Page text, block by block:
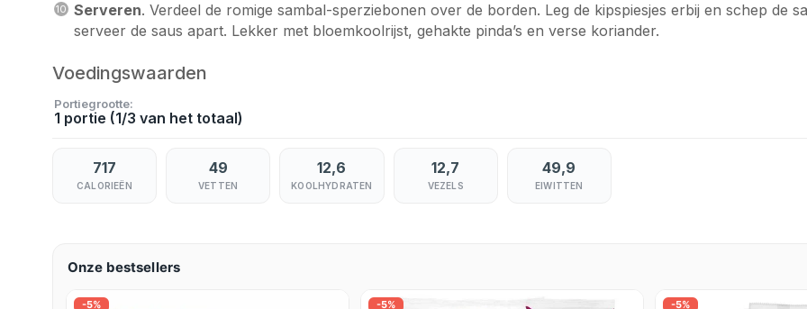
Serveren. Verdeel de romige sambal-sperziebonen over de borden. Leg de kipspiesjes erbij en schep de
serveer de saus apart. Lekker met bloemkoolrijst, gehakte pinda’s en verse koriander.
Voedingswaarden
Portiegrootte
1 portie (1/3 van het totaal)
717
CALORIEËN
49
VETTEN
12,6
KOOLHYDRATEN
12,7
VEZELS
49,9
EIWITTEN
Onze bestsellers
-5% -5% -5%